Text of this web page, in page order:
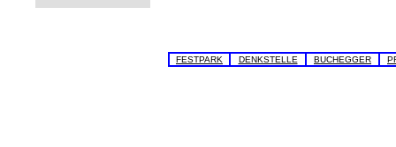
FESTPARK DENKSTELLE BUCHEGGER